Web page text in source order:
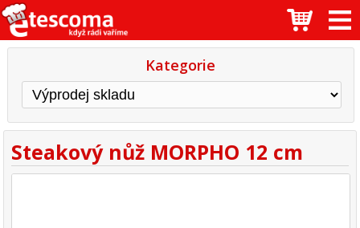
Kategorie
Steakový nůž MORPHO 12 cm